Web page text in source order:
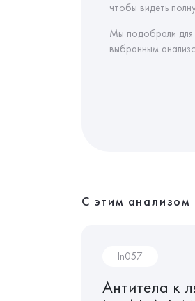
чтобы видеть
Мы подобрали для
выбранным
С этим анализом
In057
Антитела к